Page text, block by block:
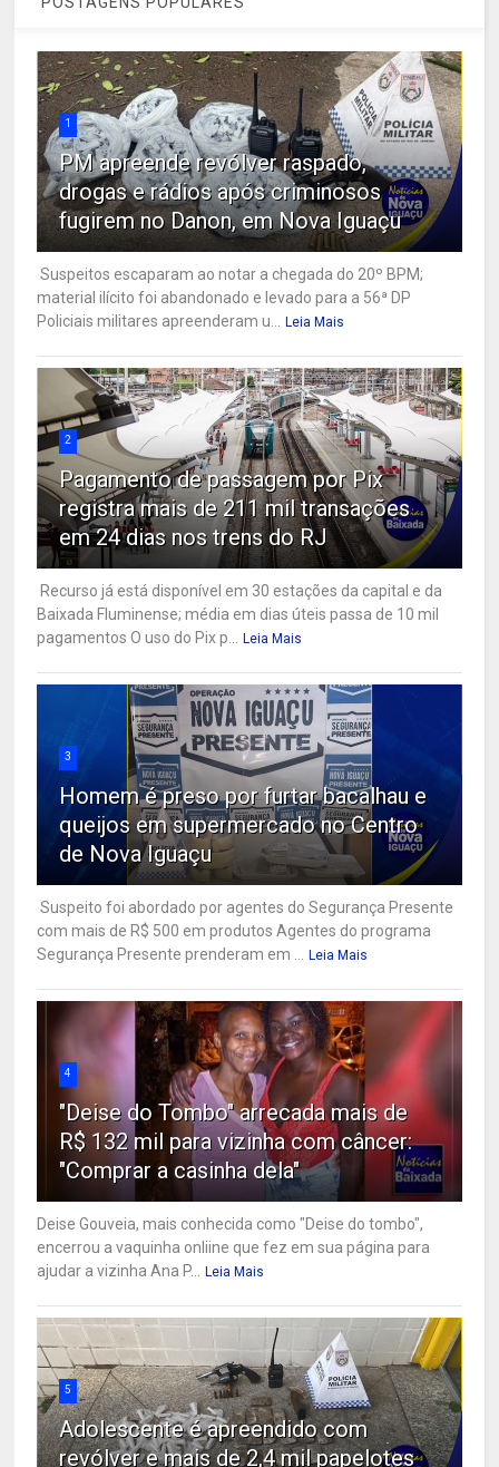
1
PM apreende revólver raspado,
drogas e rádios após criminosos
fugirem no Danon, em Nova Iguaçu
Suspeitos escaparam ao notar a chegada do 20º BPM;
material ilícito foi abandonado e levado para a 56ª DP
Policiais militares apreenderam u... Leia Mais
2
Pagamento de passagem por Pix
registra mais de 211 mil transações
em 24 dias nos trens do RJ
Recurso já está disponível em 30 estações da capital e da
Baixada Fluminense; média em dias úteis passa de 10 mil
pagamentos O uso do Pix p... Leia Mais
3
Homem é preso por furtar bacalhau e
queijos em supermercado no Centro
de Nova Iguaçu
Suspeito foi abordado por agentes do Segurança Presente
com mais de R$ 500 em produtos Agentes do programa
Segurança Presente prenderam em ... Leia Mais
4
"Deise do Tombo" arrecada mais de
R$ 132 mil para vizinha com câncer:
"Comprar a casinha dela"
Deise Gouveia, mais conhecida como "Deise do tombo",
encerrou a vaquinha onliine que fez em sua página para
ajudar a vizinha Ana P... Leia Mais
5
Adolescente é apreendido com
revólver e mais de 2,4 mil papelotes